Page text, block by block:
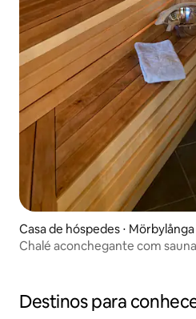
Casa de hóspedes ⋅ Mörbylånga
Chalé aconchegante com
Destinos para